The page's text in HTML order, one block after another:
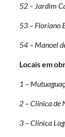
52 – Jardim
53 – Floriano
54 – Manoel
Locais em
1 –
2 – Clínica de
3 – Clínica